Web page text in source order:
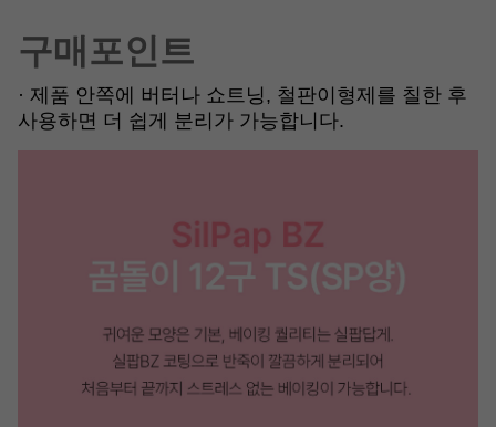
구매포인트
· 제품 안쪽에 버터나 쇼트닝, 철판이형제를 칠한 후
사용하면 더 쉽게 분리가 가능합니다.